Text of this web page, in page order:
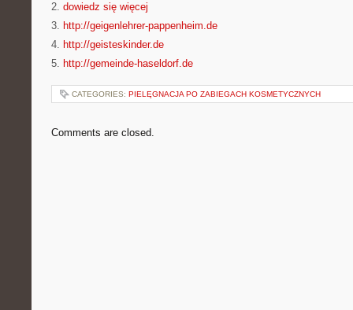
2. dowiedz się więcej
3. http://geigenlehrer-pappenheim.de
4. http://geisteskinder.de
5. http://gemeinde-haseldorf.de
CATEGORIES: PIELĘGNACJA PO ZABIEGACH KOSMETYCZNYCH
Comments are closed.